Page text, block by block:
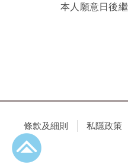
本人願意日後
條款及細則 私隱政策